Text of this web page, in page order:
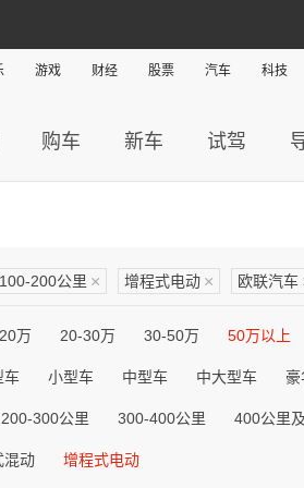
游戏 财经 股票 汽车 科技
购车 新车 试驾
100-200公里 × 增程式电动 × 欧联汽车
万 20-30万 30-50万 50万以上
车 小型车 中型车 中大型车 豪
200-300公里 300-400公里 400公里
混动 增程式电动